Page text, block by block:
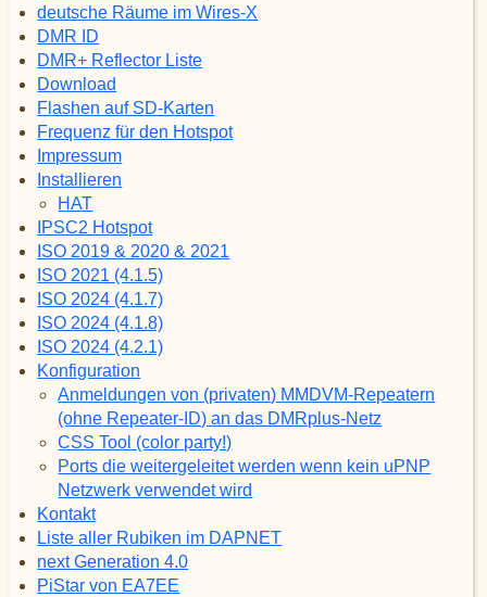
deutsche Räume im Wires-X
DMR ID
DMR+ Reflector Liste
Download
Flashen auf SD-Karten
Frequenz für den Hotspot
Impressum
Installieren
HAT
IPSC2 Hotspot
ISO 2019 & 2020 & 2021
ISO 2021 (4.1.5)
ISO 2024 (4.1.7)
ISO 2024 (4.1.8)
ISO 2024 (4.2.1)
Konfiguration
Anmeldungen von (privaten) MMDVM-Repeatern
(ohne Repeater-ID) an das DMRplus-Netz
CSS Tool (color party!)
Ports die weitergeleitet werden wenn kein uPNP
Netzwerk verwendet wird
Kontakt
Liste aller Rubiken im DAPNET
next Generation 4.0
PiStar von EA7EE